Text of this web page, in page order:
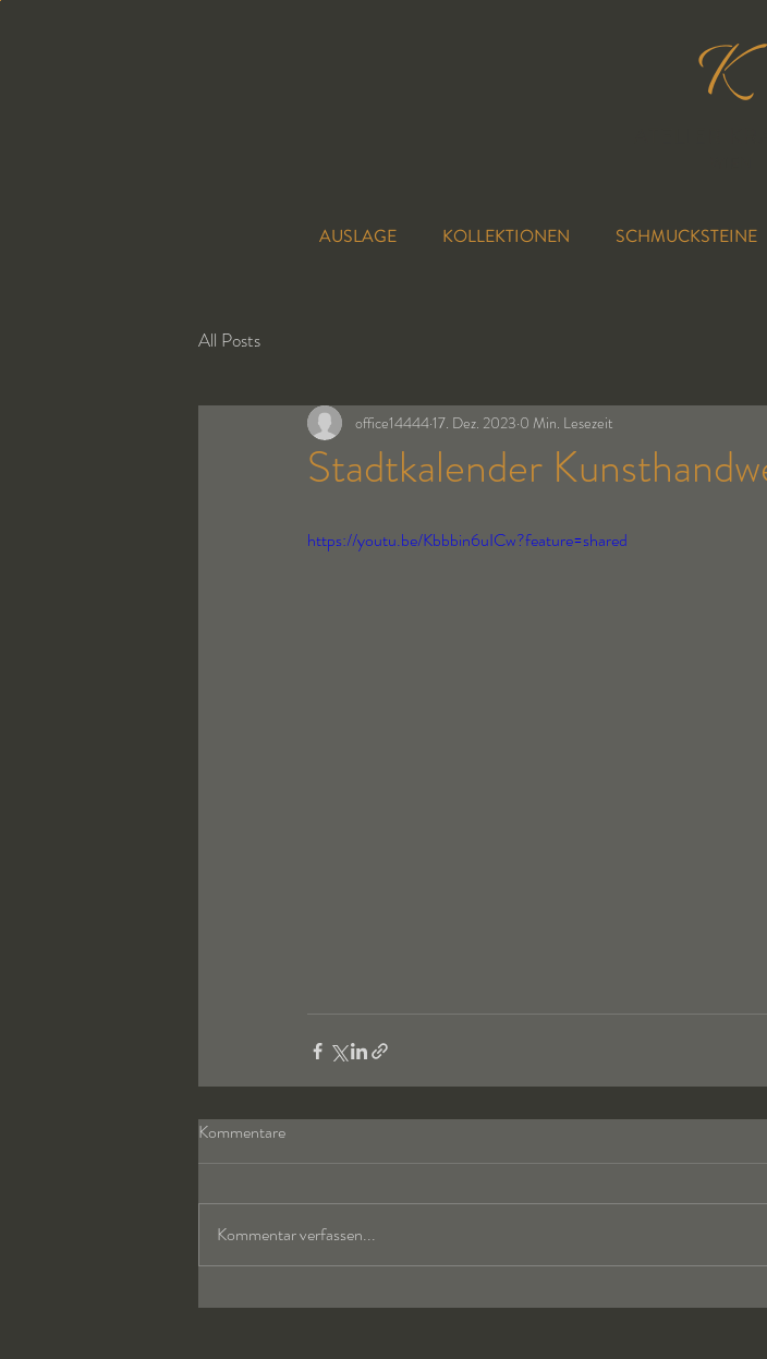
AUSLAGE KOLLEKTIONEN SCHMUCKSTEINE
All Posts
Stadtkalender
office1444417. Dez. 2023 0 Min. Lesezeit
https://youtu.be/Kbbbin6uICw?feature=shared
Kommentare
Kommentar verfassen...